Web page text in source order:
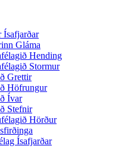
Gláma
Hending
Stormur
Grettir
Höfrungur
Ívar
Stefnir
Hörður
Ísafjarðar